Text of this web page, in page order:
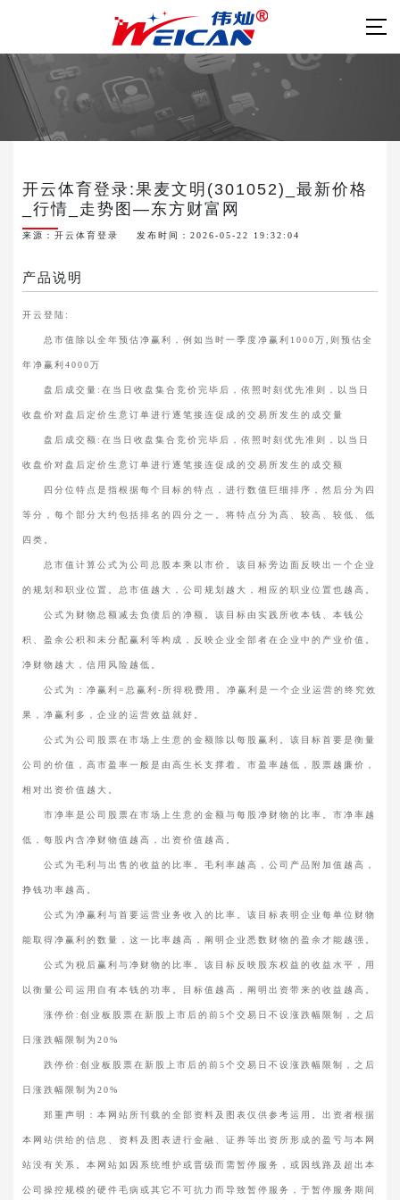
开云体育登录:果麦文明(301052)_最新价格
_行情_走势图—东方财富网
来源： 开云体育登录 发布时间：2026-05-22 19:32:04
产品说明
开云登陆:
总市值除以全年预估净赢利，例如当时一季度净赢利1000万,则预估全
年净赢利4000万
盘后成交量:在当日收盘集合竞价完毕后，依照时刻优先准则，以当日
收盘价对盘后定价生意订单进行逐笔接连促成的交易所发生的成交量
盘后成交额:在当日收盘集合竞价完毕后，依照时刻优先准则，以当日
收盘价对盘后定价生意订单进行逐笔接连促成的交易所发生的成交额
四分位特点是指根据每个目标的特点，进行数值巨细排序，然后分为四
等分，每个部分大约包括排名的四分之一。将特点分为高、较高、较低、低
四类。
总市值计算公式为公司总股本乘以市价。该目标旁边面反映出一个企业
的规划和职业位置。总市值越大，公司规划越大，相应的职业位置也越高。
公式为财物总额减去负债后的净额。该目标由实践所收本钱、本钱公
积、盈余公积和未分配赢利等构成，反映企业全部者在企业中的产业价值。
净财物越大，信用风险越低。
公式为：净赢利=总赢利-所得税费用。净赢利是一个企业运营的终究效
果，净赢利多，企业的运营效益就好。
公式为公司股票在市场上生意的金额除以每股赢利。该目标首要是衡量
公司的价值，高市盈率一般是由高生长支撑着。市盈率越低，股票越廉价，
相对出资价值越大。
市净率是公司股票在市场上生意的金额与每股净财物的比率。市净率越
低，每股内含净财物值越高，出资价值越高。
公式为毛利与出售的收益的比率。毛利率越高，公司产品附加值越高，
挣钱功率越高。
公式为净赢利与首要运营业务收入的比率。该目标表明企业每单位财物
能取得净赢利的数量，这一比率越高，阐明企业悉数财物的盈余才能越强。
公式为税后赢利与净财物的比率。该目标反映股东权益的收益水平，用
以衡量公司运用自有本钱的功率。目标值越高，阐明出资带来的收益越高。
涨停价:创业板股票在新股上市后的前5个交易日不设涨跌幅限制，之后
日涨跌幅限制为20%
跌停价:创业板股票在新股上市后的前5个交易日不设涨跌幅限制，之后
日涨跌幅限制为20%
郑重声明：本网站所刊载的全部资料及图表仅供参考运用。出资者根据
本网站供给的信息、资料及图表进行金融、证券等出资所形成的盈亏与本网
站没有关系。本网站如因系统维护或晋级而需暂停服务，或因线路及超出本
公司操控规模的硬件毛病或其它不可抗力而导致暂停服务，于暂停服务期间